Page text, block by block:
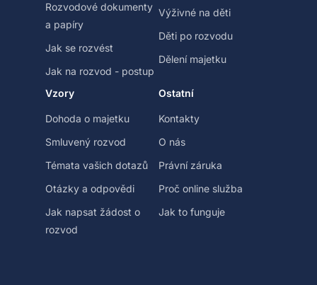
Rozvodové dokumenty
a papíry
Jak se rozvést
Jak na rozvod - postup
Výživné na děti
Děti po rozvodu
Dělení majetku
Vzory
Dohoda o majetku
Smluvený rozvod
Témata vašich dotazů
Otázky a odpovědi
Jak napsat žádost o
rozvod
Ostatní
Kontakty
O nás
Právní záruka
Proč online služba
Jak to funguje